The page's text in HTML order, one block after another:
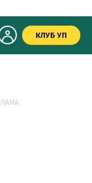
КЛУБ УП